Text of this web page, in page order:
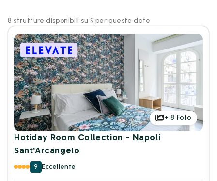
8 strutture disponibili su 9 per queste date
+8 Foto
Hotiday Room Collection - Napoli
Sant'Arcangelo
9 Eccellente